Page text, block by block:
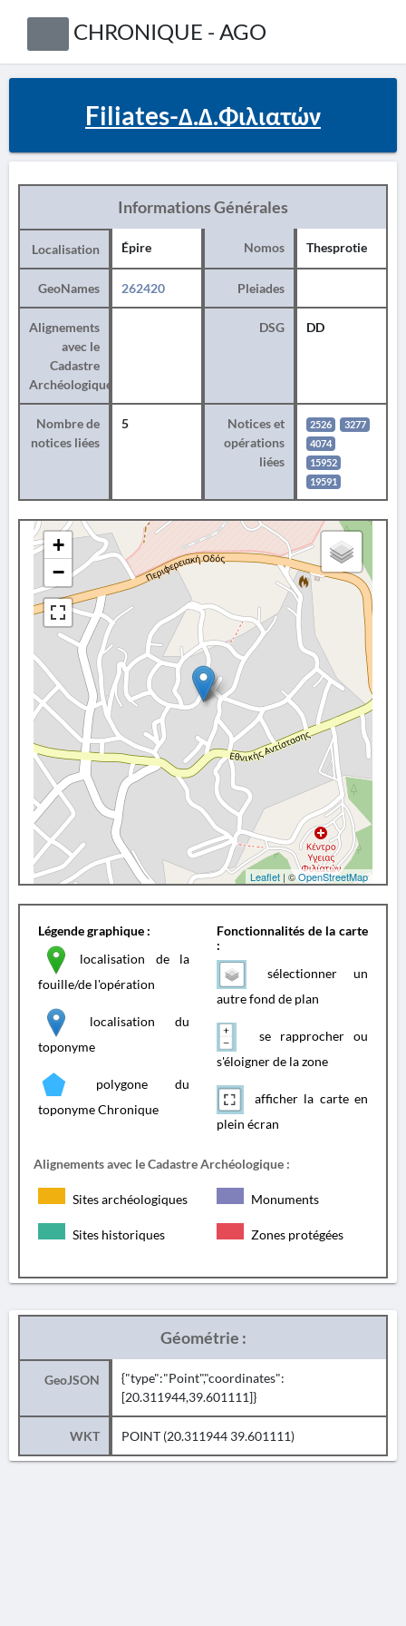
CHRONIQUE - AGO
Filiates-Δ.Δ.Φιλιατών
Informations Générales
Localisation Épire Nomos Thesprotie
GeoNames 262420 Pleiades
Alignements
avec le
Cadastre
Archéologique
DSG DD
Nombre de
notices liées
5
Notices et
opérations
liées
2526
3277
4074
15952
19591
+
−
Leaflet | ©OpenStreetMap
Légende graphique :
localisation de la
fouille/de l'opération
localisation du
toponyme
polygone du
toponyme Chronique
Fonctionnalités de la carte
:
sélectionner un
autre fond de plan
se rapprocher ou
s'éloigner de la zone
afficher la carte en
plein écran
Alignements avec le Cadastre Archéologique :
Sites archéologiques Monuments
Sites historiques Zones protégées
Géométrie :
GeoJSON
{"type":"Point","coordinates":
[20.311944,39.601111]}
WKT POINT (20.311944 39.601111)